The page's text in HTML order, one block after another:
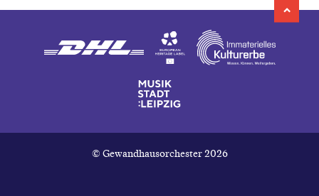
© Gewandhausorchester 2026